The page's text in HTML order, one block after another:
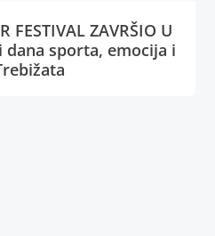
FESTIVAL ZAVRŠIO U
dana sporta, emocija i